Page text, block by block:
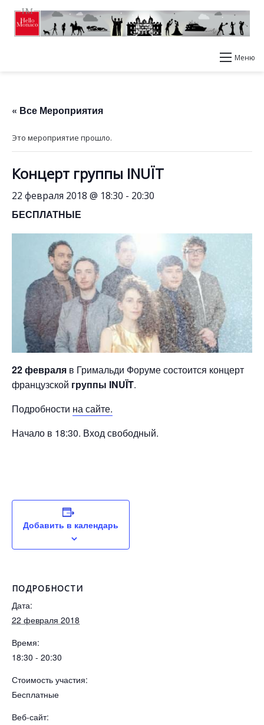
Меню
« Все Мероприятия
Это мероприятие прошло.
Концерт группы INUÏT
22 февраля 2018 @ 18:30 - 20:30
БЕСПЛАТНЫЕ
22 февраля в Гримальди Форуме состоится концерт
французской группы INUÏT.
Подробности на сайте.
Начало в 18:30. Вход свободный.
Добавить в календарь
ПОДРОБНОСТИ
Дата:
22 февраля 2018
Время:
18:30 - 20:30
Стоимость участия:
Бесплатные
Веб-сайт: